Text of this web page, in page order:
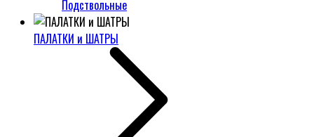
Подствольные
ПАЛАТКИ и ШАТРЫ